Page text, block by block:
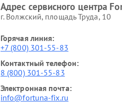
Адрес сервисного центра
г. Волжский, площадь Труда, 10
Горячая линия:
+7 (800) 301-55-83
Контактный телефон:
8 (800) 301-55-83
Электронная почта:
info@fortuna-fix.ru